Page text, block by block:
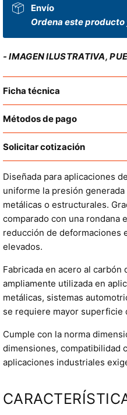
Envío
Ordena este
- IMAGEN ILUSTRATIVA,
Ficha técnica
Métodos de pago
Solicitar cotización
Diseñada para aplicaciones
uniforme la presión
metálicas o estructurales.
comparado con una rondana
reducción de deformaciones
elevados.
Fabricada en acero al
ampliamente utilizada en
metálicas, sistemas
se requiere mayor superficie
Cumple con la norma
dimensiones, compatibilidad
aplicaciones industriales